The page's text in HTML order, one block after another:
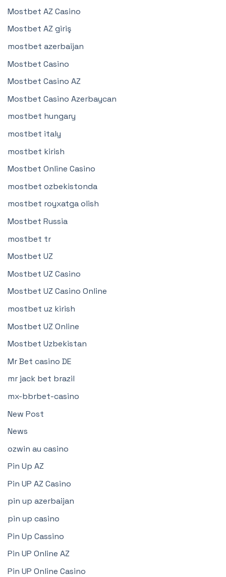
Mostbet AZ Casino
Mostbet AZ giriş
mostbet azerbaijan
Mostbet Casino
Mostbet Casino AZ
Mostbet Casino Azerbaycan
mostbet hungary
mostbet italy
mostbet kirish
Mostbet Online Casino
mostbet ozbekistonda
mostbet royxatga olish
Mostbet Russia
mostbet tr
Mostbet UZ
Mostbet UZ Casino
Mostbet UZ Casino Online
mostbet uz kirish
Mostbet UZ Online
Mostbet Uzbekistan
Mr Bet casino DE
mr jack bet brazil
mx-bbrbet-casino
New Post
News
ozwin au casino
Pin Up AZ
Pin UP AZ Casino
pin up azerbaijan
pin up casino
Pin Up Cassino
Pin UP Online AZ
Pin UP Online Casino